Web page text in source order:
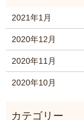
2021年1月
2020年12月
2020年11月
2020年10月